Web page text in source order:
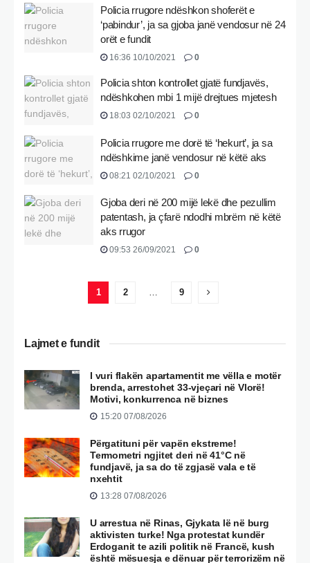
Policia rrugore ndëshkon shoferët e
‘pabindur’, ja sa gjoba janë vendosur në 24
orët e fundit
16:36 10/10/2021 0
Policia shton kontrollet gjatë fundjavës,
ndëshkohen mbi 1 mijë drejtues mjetesh
18:03 02/10/2021 0
Policia rrugore me dorë të ‘hekurt’, ja sa
ndëshkime janë vendosur në këtë aks
08:21 02/10/2021 0
Gjoba deri në 200 mijë lekë dhe pezullim
patentash, ja çfarë ndodhi mbrëm në këtë
aks rrugor
09:53 26/09/2021 0
1 2 … 9
Lajmet e fundit
I vuri flakën apartamentit me vëlla e motër
brenda, arrestohet 33-vjeçari në Vlorë!
Motivi, konkurrenca në biznes
15:20 07/08/2026
Përgatituni për vapën ekstreme!
Termometri ngjitet deri në 41°C në
fundjavë, ja sa do të zgjasë vala e të
nxehtit
13:28 07/08/2026
U arrestua në Rinas, Gjykata lë në burg
aktivisten turke! Nga protestat kundër
Erdoganit te azili politik në Francë, kush
është mësuesja e dënuar për terrorizëm në